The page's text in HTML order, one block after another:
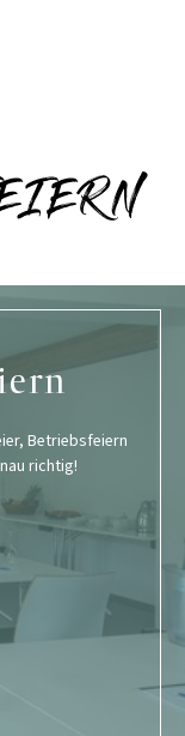
Betriebsfeiern
richtig!